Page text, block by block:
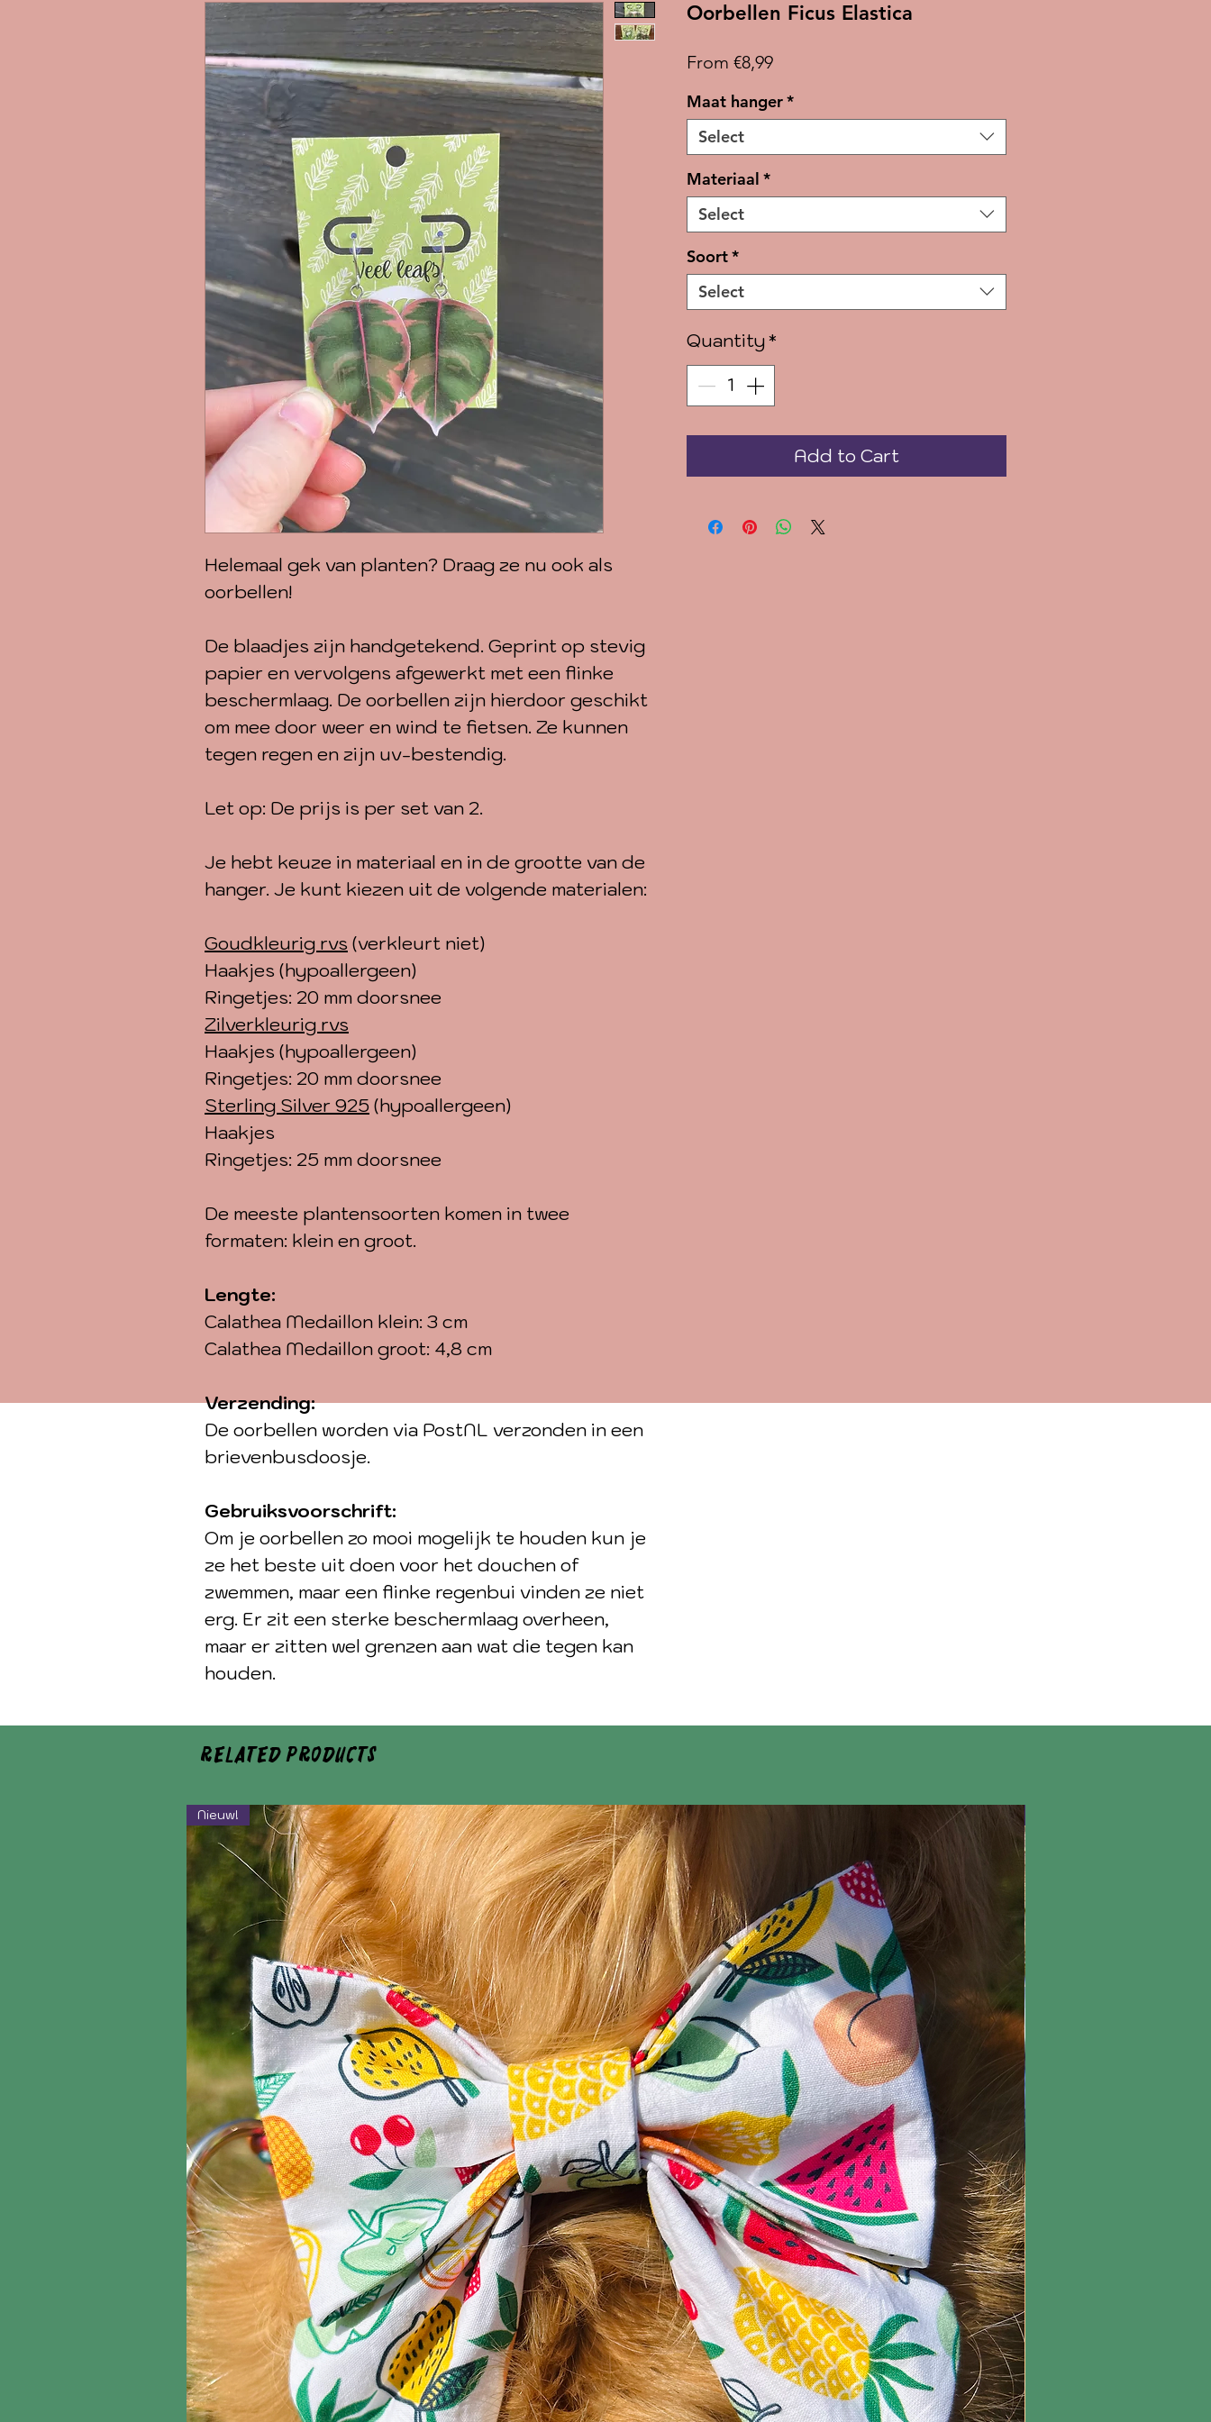
Helemaal gek van planten? Draag ze nu ook als
oorbellen!
De blaadjes zijn handgetekend. Geprint op stevig
papier en vervolgens afgewerkt met een flinke
beschermlaag. De oorbellen zijn hierdoor geschikt
om mee door weer en wind te fietsen. Ze kunnen
tegen regen en zijn uv-bestendig.
Let op: De prijs is per set van 2.
Je hebt keuze in materiaal en in de grootte van de
hanger. Je kunt kiezen uit de volgende materialen:
Goudkleurig rvs(verkleurt niet)
Haakjes (hypoallergeen)
Ringetjes: 20 mm doorsnee
Zilverkleurig rvs
Haakjes (hypoallergeen)
Ringetjes: 20 mm doorsnee
Sterling Silver 925(hypoallergeen)
Haakjes
Ringetjes: 25 mm doorsnee
De meeste plantensoorten komen in twee
formaten: klein en groot.
Lengte:
Calathea Medaillon klein: 3 cm
Calathea Medaillon groot: 4,8 cm
Verzending:
De oorbellen worden via PostNL verzonden in een
brievenbusdoosje.
Gebruiksvoorschrift:
Om je oorbellen zo mooi mogelijk te houden kun je
ze het beste uit doen voor het douchen of
zwemmen, maar een flinke regenbui vinden ze niet
erg. Er zit een sterke beschermlaag overheen,
maar er zitten wel grenzen aan wat die tegen kan
houden.
Oorbellen Ficus Elastica
From €8,99Price
Maat hanger*
Select
Materiaal *
Select
Soort*
Select
Quantity*
Add to Cart
Related Products
Nieuw!